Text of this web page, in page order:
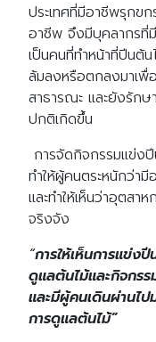
ประเทศที่มีอาชีพรุกข
อาชีพ จึงมีบุคลากรที่
เป็นคนที่ทำหน้าที่ปีนต้
ล้มลงหรือตกลงมาเพื่
สาธารณะ และยังรัก
ปกติเกิดขึ้น
การจัดกิจกรรมแข่ง
ทำให้ผู้คนตระหนักว่า
และทำให้เห็นว่าอุตสา
จริงจัง
“การให้เห็นการแข่ง
ดูแลต้นไม้และกิจกร
และมีผู้คนเดินผ่านไ
การดูแลต้นไม้”